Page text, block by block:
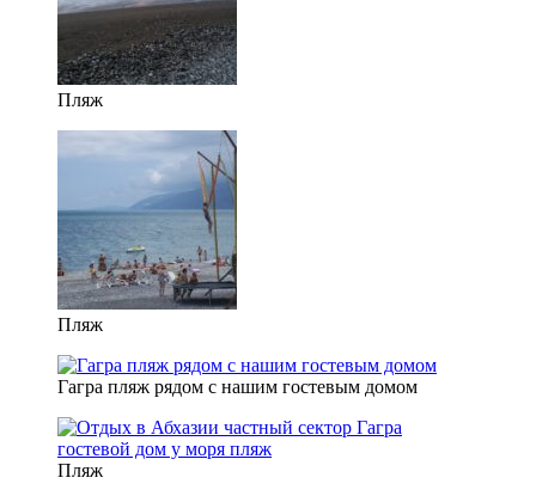
Пляж
Пляж
Гагра пляж рядом с нашим гостевым домом
Пляж